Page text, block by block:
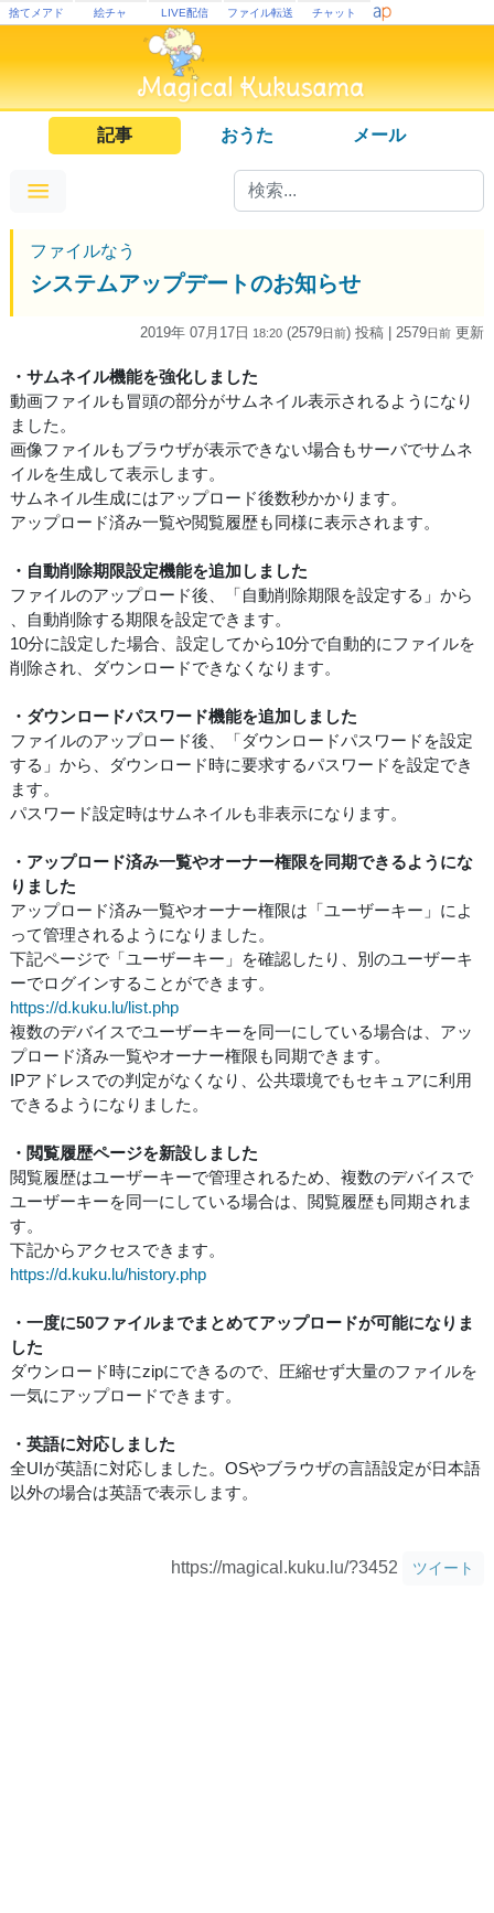
捨てメアド 絵チャ LIVE配信 ファイル転送 チャット
記事 おうた メール
ファイルなう
システムアップデートのお知らせ
2019年 07月17日 18:20 (2579日前) 投稿 | 2579日前 更新
・サムネイル機能を強化しました
動画ファイルも冒頭の部分がサムネイル表示されるようになり
ました。
画像ファイルもブラウザが表示できない場合もサーバでサムネ
イルを生成して表示します。
サムネイル生成にはアップロード後数秒かかります。
アップロード済み一覧や閲覧履歴も同様に表示されます。
・自動削除期限設定機能を追加しました
ファイルのアップロード後、「自動削除期限を設定する」から
、自動削除する期限を設定できます。
10分に設定した場合、設定してから10分で自動的にファイルを
削除され、ダウンロードできなくなります。
・ダウンロードパスワード機能を追加しました
ファイルのアップロード後、「ダウンロードパスワードを設定
する」から、ダウンロード時に要求するパスワードを設定でき
ます。
パスワード設定時はサムネイルも非表示になります。
・アップロード済み一覧やオーナー権限を同期できるようにな
りました
アップロード済み一覧やオーナー権限は「ユーザーキー」によ
って管理されるようになりました。
下記ページで「ユーザーキー」を確認したり、別のユーザーキ
ーでログインすることができます。
https://d.kuku.lu/list.php
複数のデバイスでユーザーキーを同一にしている場合は、アッ
プロード済み一覧やオーナー権限も同期できます。
IPアドレスでの判定がなくなり、公共環境でもセキュアに利用
できるようになりました。
・閲覧履歴ページを新設しました
閲覧履歴はユーザーキーで管理されるため、複数のデバイスで
ユーザーキーを同一にしている場合は、閲覧履歴も同期されま
す。
下記からアクセスできます。
https://d.kuku.lu/history.php
・一度に50ファイルまでまとめてアップロードが可能になりま
した
ダウンロード時にzipにできるので、圧縮せず大量のファイルを
一気にアップロードできます。
・英語に対応しました
全UIが英語に対応しました。OSやブラウザの言語設定が日本語
以外の場合は英語で表示します。
https://magical.kuku.lu/?3452 ツイート